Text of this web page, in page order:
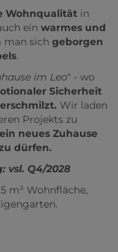
Wohnqualität in
ein warmes und
man sich geborgen
.
im Leo" - wo
Sicherheit
Wir laden
Projekts zu
neues Zuhause
dürfen.
vsl. Q4/2028
m² Wohnfläche,